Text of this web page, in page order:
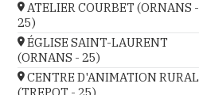
ATELIER COURBET (ORNANS -
25)
Atelier de Gustave Courbet à
Ornans,
Le 18.08.26
ÉGLISE SAINT-LAURENT
(ORNANS - 25)
église Saint-Laurent,
CENTRE D'ANIMATION RURAL
(TREPOT - 25)